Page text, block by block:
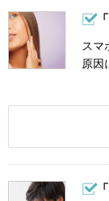
スマ
原因